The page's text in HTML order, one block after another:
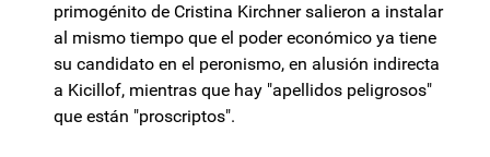
primogénito de Cristina Kirchner salieron a instalar
al mismo tiempo que el poder económico ya tiene
su candidato en el peronismo, en alusión indirecta
a Kicillof, mientras que hay "apellidos peligrosos"
que están "proscriptos".